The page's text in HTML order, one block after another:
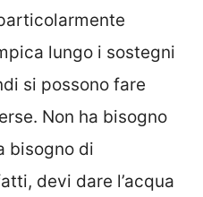
particolarmente
lungo i sostegni
si possono fare
Non ha bisogno
bisogno di
devi dare l’acqua